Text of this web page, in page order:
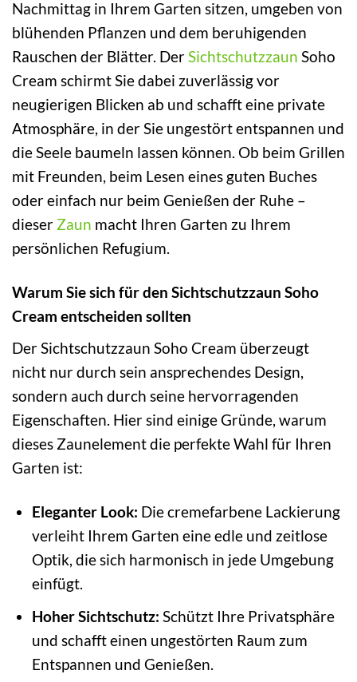
Nachmittag in Ihrem Garten sitzen, umgeben von
blühenden Pflanzen und dem beruhigenden
Rauschen der Blätter. DerSichtschutzzaun Soho
Cream schirmt Sie dabei zuverlässig vor
neugierigen Blicken ab und schafft eine private
Atmosphäre, in der Sie ungestört entspannen und
die Seele baumeln lassen können. Ob beim Grillen
mit Freunden, beim Lesen eines guten Buches
oder einfach nur beim Genießen der Ruhe –
dieser Zaun macht Ihren Garten zu Ihrem
persönlichen Refugium.
Warum Sie sich für den Sichtschutzzaun Soho
Cream entscheiden sollten
Der Sichtschutzzaun Soho Cream überzeugt
nicht nur durch sein ansprechendes Design,
sondern auch durch seine hervorragenden
Eigenschaften. Hier sind einige Gründe, warum
dieses Zaunelement die perfekte Wahl für Ihren
Garten ist:
Eleganter Look: Die cremefarbene Lackierung
verleiht Ihrem Garten eine edle und zeitlose
Optik, die sich harmonisch in jede Umgebung
einfügt.
Hoher Sichtschutz: Schützt Ihre Privatsphäre
und schafft einen ungestörten Raum zum
Entspannen und Genießen.